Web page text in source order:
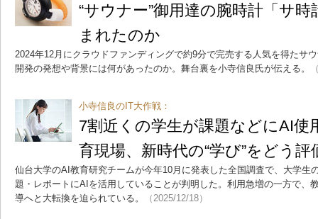
“サウナー”御用達の腕時計「サ
まれたのか
2024年12月にクラウドファンディングで約9分で完売する人気を得たサ
開発の発想や背景には何があったのか。舞台裏を小寺信良氏が伝える。
小寺信良のIT大作戦：
7割近くの学生が課題などにAI
育現場、新時代の“学び”をどう評
仙台大学のAI教育研究チームが今年10月に発表した全国調査で、大学生
題・レポートにAIを活用していることが判明した。利用急増の一方で、
導へと大転換を迫られている。
（2025/12/18）